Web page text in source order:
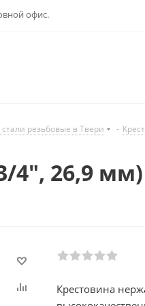
офис.
резьбовые в Твери -
26,9
Крестовина